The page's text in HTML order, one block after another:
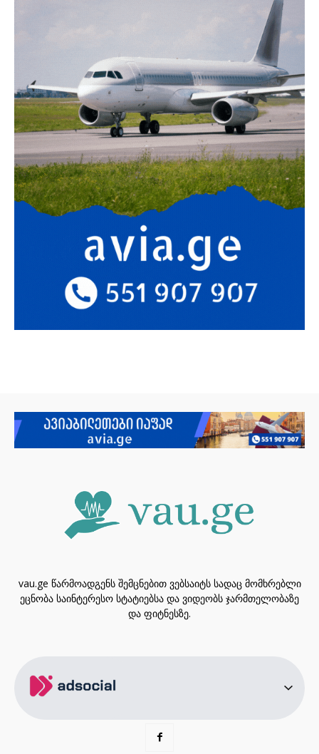
vau.ge წარმოადგენს შემცნებით ვებსაიტს სადაც მომხრებლი
ეცნობა საინტერესო სტატიებსა და ვიდეობს ჯარმთელობაზე
და ფიტნესზე.